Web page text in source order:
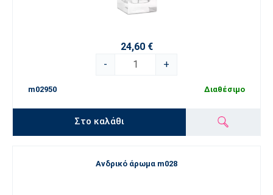
24,60 €
-
+
m02950 Διαθέσιμο
Στο καλάθι
Ανδρικό άρωμα m028